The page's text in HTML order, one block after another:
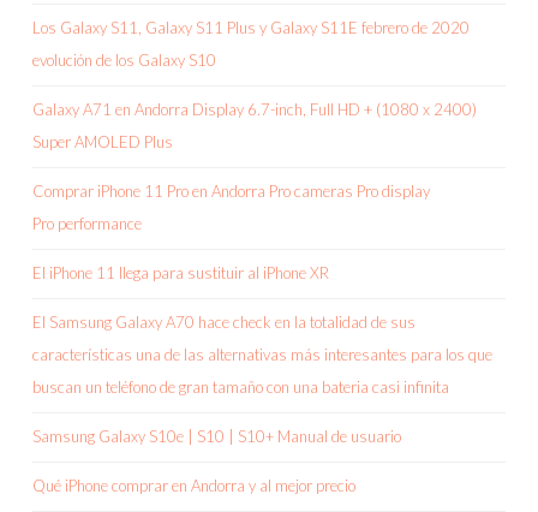
Los Galaxy S11, Galaxy S11 Plus y Galaxy S11E febrero de 2020
evolución de los Galaxy S10
Galaxy A71 en Andorra Display 6.7-inch, Full HD + (1080 x 2400)
Super AMOLED Plus
Comprar iPhone 11 Pro en Andorra Pro cameras Pro display
Pro performance
El iPhone 11 llega para sustituir al iPhone XR
El Samsung Galaxy A70 hace check en la totalidad de sus
características una de las alternativas más interesantes para los que
buscan un teléfono de gran tamaño con una bateria casi infinita
Samsung Galaxy S10e | S10 | S10+ Manual de usuario
Qué iPhone comprar en Andorra y al mejor precio